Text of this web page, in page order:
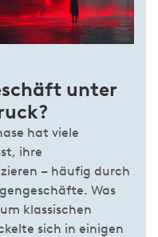
unter
hat viele
ihre
– häufig durch
Was
klassischen
sich in einigen